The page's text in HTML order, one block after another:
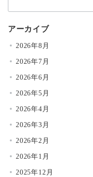
アーカイブ
2026年8月
2026年7月
2026年6月
2026年5月
2026年4月
2026年3月
2026年2月
2026年1月
2025年12月